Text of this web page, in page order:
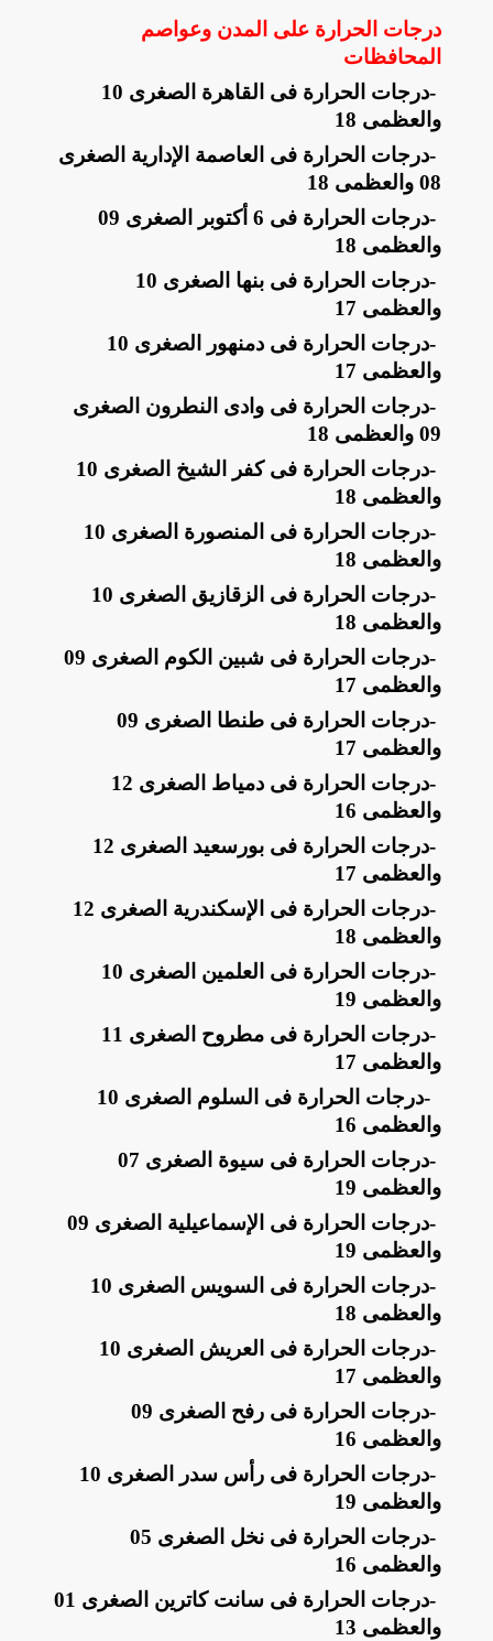
درجات الحرارة على المدن وعواصم
المحافظات
-
درجات الحرارة فى القاهرة الصغرى 10
والعظمى 18
-درجات الحرارة فى العاصمة الإدارية الصغرى
08 والعظمى 18
-
درجات الحرارة فى 6 أكتوبر الصغرى 09
والعظمى 18
-
درجات الحرارة فى بنها الصغرى 10
والعظمى 17
-
درجات الحرارة فى دمنهور الصغرى 10
والعظمى 17
-درجات الحرارة فى وادى النطرون الصغرى
09 والعظمى 18
-
درجات الحرارة فى كفر الشيخ الصغرى 10
والعظمى 18
-
درجات الحرارة فى المنصورة الصغرى 10
والعظمى 18
-
درجات الحرارة فى الزقازيق الصغرى 10
والعظمى 18
-
درجات الحرارة فى شبين الكوم الصغرى 09
والعظمى 17
-
درجات الحرارة فى طنطا الصغرى 09
والعظمى 17
-
درجات الحرارة فى دمياط الصغرى 12
والعظمى 16
-
درجات الحرارة فى بورسعيد الصغرى 12
والعظمى 17
-
درجات الحرارة فى الإسكندرية الصغرى 12
والعظمى 18
-
درجات الحرارة فى العلمين الصغرى 10
والعظمى 19
-
درجات الحرارة فى مطروح الصغرى 11
والعظمى 17
-
درجات الحرارة فى السلوم الصغرى 10
والعظمى 16
-
درجات الحرارة فى سيوة الصغرى 07
والعظمى 19
-
درجات الحرارة فى الإسماعيلية الصغرى 09
والعظمى 19
-
درجات الحرارة فى السويس الصغرى 10
والعظمى 18
-
درجات الحرارة فى العريش الصغرى 10
والعظمى 17
-
درجات الحرارة فى رفح الصغرى 09
والعظمى 16
-
درجات الحرارة فى رأس سدر الصغرى 10
والعظمى 19
-
درجات الحرارة فى نخل الصغرى 05
والعظمى 16
-
درجات الحرارة فى سانت كاترين الصغرى 01
والعظمى 13